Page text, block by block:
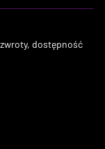
dostępność